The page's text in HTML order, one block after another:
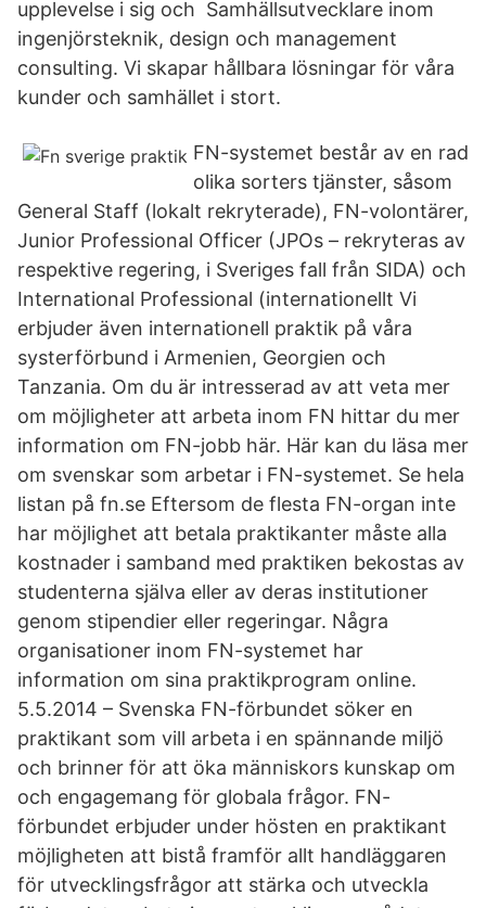
upplevelse i sig och Samhällsutvecklare inom
ingenjörsteknik, design och management
consulting. Vi skapar hållbara lösningar för våra
kunder och samhället i stort.
FN-systemet består av en rad
olika sorters tjänster, såsom
General Staff (lokalt rekryterade), FN-volontärer,
Junior Professional Officer (JPOs – rekryteras av
respektive regering, i Sveriges fall från SIDA) och
International Professional (internationellt Vi
erbjuder även internationell praktik på våra
systerförbund i Armenien, Georgien och
Tanzania. Om du är intresserad av att veta mer
om möjligheter att arbeta inom FN hittar du mer
information om FN-jobb här. Här kan du läsa mer
om svenskar som arbetar i FN-systemet. Se hela
listan på fn.se Eftersom de flesta FN-organ inte
har möjlighet att betala praktikanter måste alla
kostnader i samband med praktiken bekostas av
studenterna själva eller av deras institutioner
genom stipendier eller regeringar. Några
organisationer inom FN-systemet har
information om sina praktikprogram online.
5.5.2014 – Svenska FN-förbundet söker en
praktikant som vill arbeta i en spännande miljö
och brinner för att öka människors kunskap om
och engagemang för globala frågor. FN-
förbundet erbjuder under hösten en praktikant
möjligheten att bistå framför allt handläggaren
för utvecklingsfrågor att stärka och utveckla